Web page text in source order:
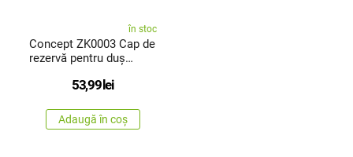
în stoc
Concept ZK0003 Cap de
rezervă pentru duș
53,99 lei
Adaugă în coș